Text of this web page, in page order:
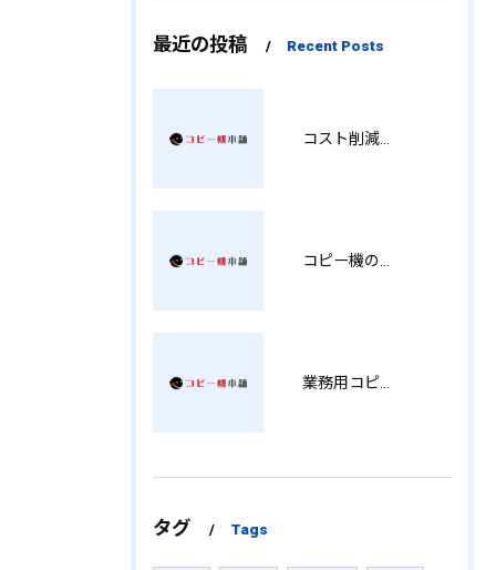
最近の投稿 Recent Posts
タグ Tags